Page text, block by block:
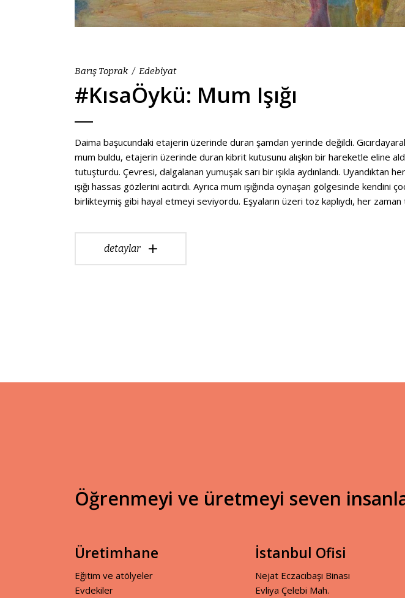
Barış Toprak Edebiyat
#KısaÖykü: Mum Işığı
Daima başucundaki etajerin üzerinde duran şamdan yerinde değildi.
mum buldu, etajerin üzerinde duran kibrit kutusunu alışkın bir hareketle eline
tutuşturdu. Çevresi, dalgalanan yumuşak sarı bir ışıkla aydınlandı. Uyandıktan
ışığı hassas gözlerini acıtırdı. Ayrıca mum ışığında oynaşan gölgesinde
birlikteymiş gibi hayal etmeyi seviyordu. Eşyaların üzeri toz kaplıydı, her
detaylar
Öğrenmeyi ve üretmeyi seven
Üretimhane
Eğitim ve atölyeler
Evdekiler
İstanbul Ofisi
Nejat Eczacıbaşı Binası
Evliya Çelebi Mah.